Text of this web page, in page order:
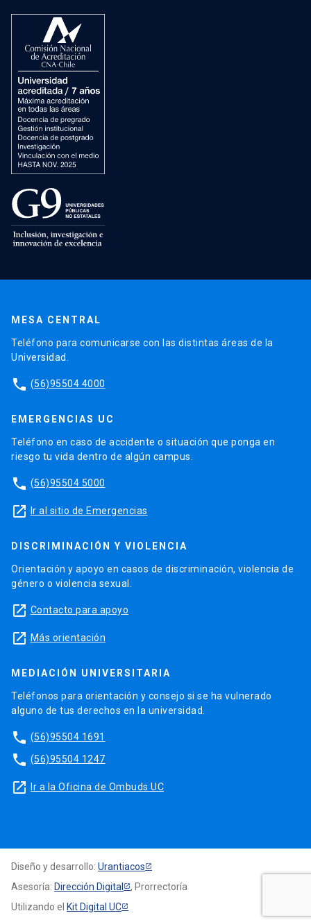
MESA CENTRAL
Teléfono para comunicarse con las distintas áreas de la
Universidad.
phone (56)95504 4000
EMERGENCIAS UC
Teléfono en caso de accidente o situación que ponga en
riesgo tu vida dentro de algún campus.
phone (56)95504 5000
launch Ir al sitio de Emergencias
DISCRIMINACIÓN Y VIOLENCIA
Orientación y apoyo en casos de discriminación, violencia de
género o violencia sexual.
launch Contacto para apoyo
launch Más orientación
MEDIACIÓN UNIVERSITARIA
Teléfonos para orientación y consejo si se ha vulnerado
alguno de tus derechos en la universidad.
phone (56)95504 1691
phone (56)95504 1247
launch Ir a la Oficina de Ombuds UC
Diseño y desarrollo: Urantiacos
Asesoría: Dirección Digital
, Prorrectoría
Utilizando el Kit Digital UC